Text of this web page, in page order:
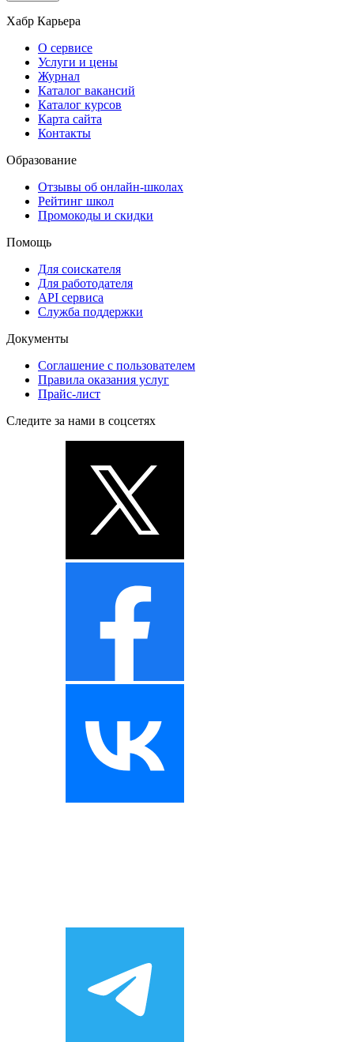
Хабр Карьера
О сервисе
Услуги и цены
Журнал
Каталог вакансий
Каталог курсов
Карта сайта
Контакты
Образование
Отзывы об онлайн-школах
Рейтинг школ
Промокоды и скидки
Помощь
Для соискателя
Для работодателя
API сервиса
Служба поддержки
Документы
Соглашение с пользователем
Правила оказания услуг
Прайс-лист
Следите за нами в соцсетях